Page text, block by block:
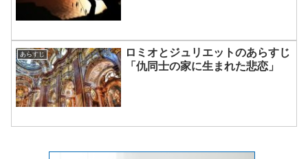
あらすじ
ロミオとジュリエットのあらすじ
「仇同士の家に生まれた悲恋」